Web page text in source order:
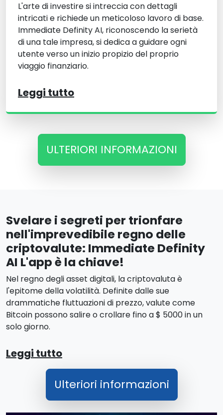
L'arte di investire si intreccia con dettagli
intricati e richiede un meticoloso lavoro di base.
Immediate Definity AI, riconoscendo la serietà
di una tale impresa, si dedica a guidare ogni
utente verso un inizio propizio del proprio
viaggio finanziario.
Leggi tutto
ULTERIORI INFORMAZIONI
Svelare i segreti per trionfare
nell'imprevedibile regno delle
criptovalute: Immediate Definity
AI L'app è la chiave!
Nel regno degli asset digitali, la criptovaluta è
l'epitome della volatilità. Definite dalle sue
drammatiche fluttuazioni di prezzo, valute come
Bitcoin possono salire o crollare fino a $ 5000 in un
solo giorno.
Leggi tutto
Ulteriori informazioni